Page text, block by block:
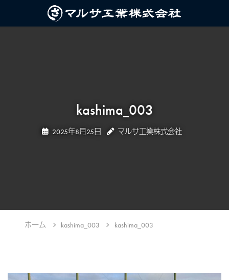
kashima_003
2025年8月25日 マルサ工業株式会社
ホーム kashima_003 kashima_003